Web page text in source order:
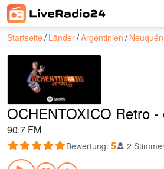
Startseite Länder Argentinien Neuquén
OCHENTOXICO Retro -
90.7 FM
Bewertung: 5 2